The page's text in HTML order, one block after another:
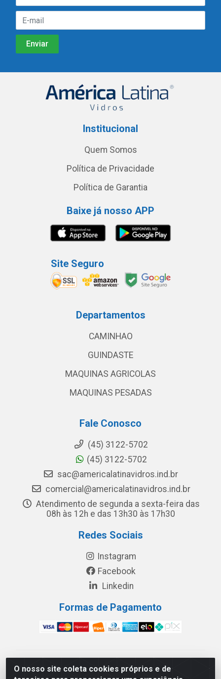
O nosso site coleta cookies próprios e de
Institucional
Quem Somos
Política de Privacidade
Política de Garantia
Baixe já nosso APP
Site Seguro
Departamentos
CAMINHAO
GUINDASTE
MAQUINAS AGRICOLAS
MAQUINAS PESADAS
Fale Conosco
(45) 3122-5702
(45) 3122-5702
sac@americalatinavidros.ind.br
comercial@americalatinavidros.ind.br
Atendimento de segunda a sexta-feira das
08h às 12h e das 13h30 às 17h30
Redes Sociais
Instagram
Facebook
Linkedin
Formas de Pagamento
América Latina Indústria e Comércio de Vidros LTDA -
CNPJ 19.813.045/0001-03 - Rua Carlos Drummond de